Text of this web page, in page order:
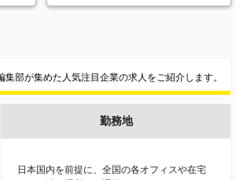
集部が集めた人気注目企業の求人をご紹介します。
勤務地
日本国内を前提に、全国の各オフィスや在宅